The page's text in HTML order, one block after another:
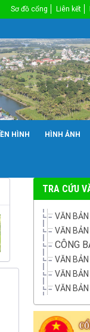
Sơ đồ cổng Liên kết
HÌNH HÌNH ẢNH
TRA CỨU
VĂN BẢN
VĂN
CÔNG
VĂN
VĂN
VĂN